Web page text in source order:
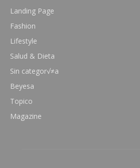
Landing Page
Fashion
Lifestyle
Salud & Dieta
Sin categor√≠a
Beyesa
Topico
Magazine